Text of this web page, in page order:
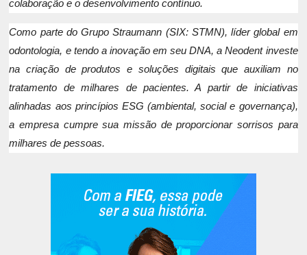
colaboração e o desenvolvimento contínuo.
Como parte do Grupo Straumann (SIX: STMN), líder global em
odontologia, e tendo a inovação em seu DNA, a Neodent investe
na criação de produtos e soluções digitais que auxiliam no
tratamento de milhares de pacientes. A partir de iniciativas
alinhadas aos princípios ESG (ambiental, social e governança),
a empresa cumpre sua missão de proporcionar sorrisos para
milhares de pessoas.